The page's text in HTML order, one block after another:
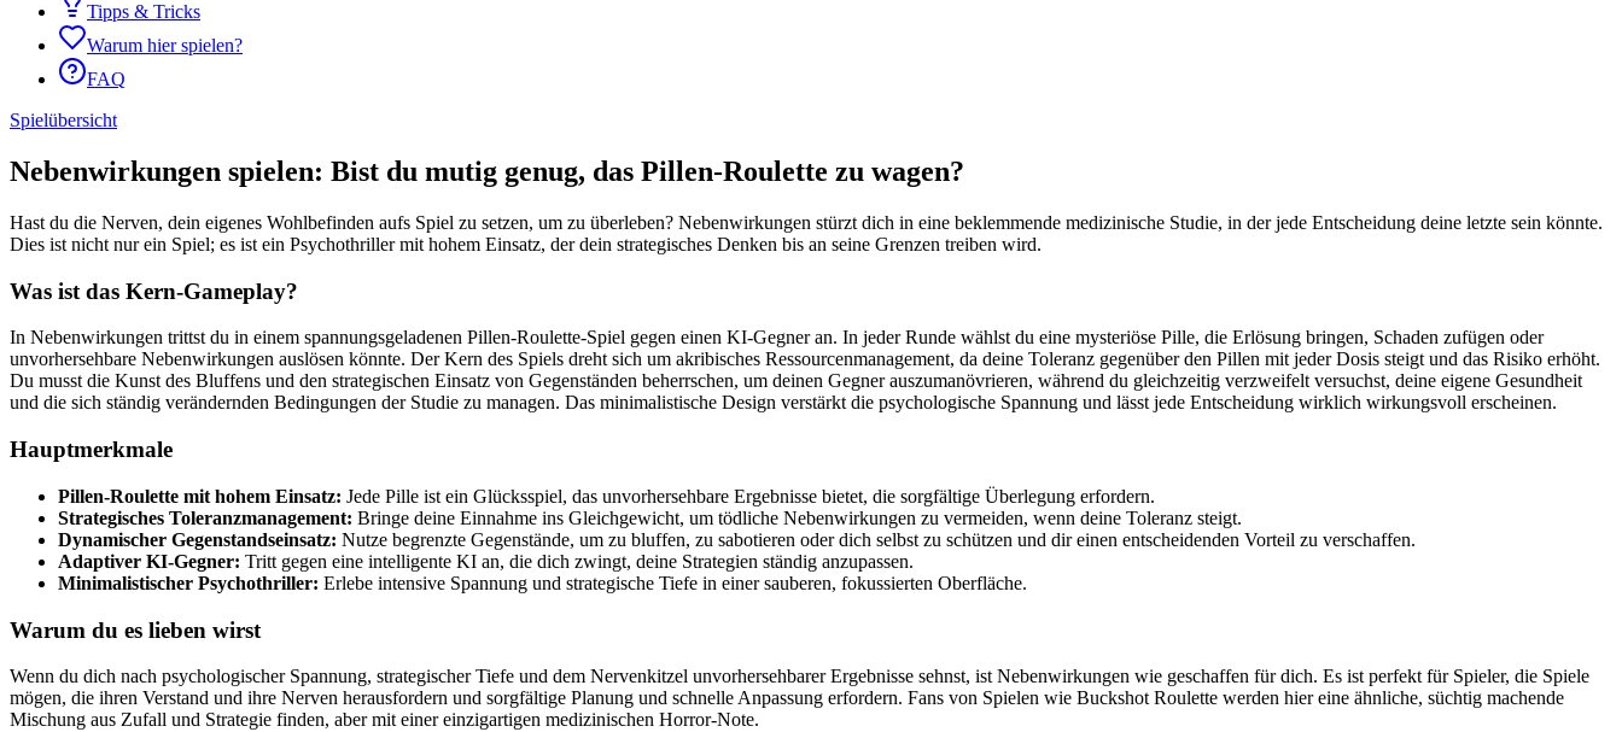
Tipps & Tricks
Warum hier spielen?
FAQ
Spielübersicht
Nebenwirkungen spielen: Bist du mutig genug, das Pillen-Roulette zu wagen?
Hast du die Nerven, dein eigenes Wohlbefinden aufs Spiel zu setzen, um zu überleben? Nebenwirkungen stürzt dich in eine beklemmende medizinische Studie, in der jede Entscheidung deine letzte sein könnte.
Dies ist nicht nur ein Spiel; es ist ein Psychothriller mit hohem Einsatz, der dein strategisches Denken bis an seine Grenzen treiben wird.
Was ist das Kern-Gameplay?
In Nebenwirkungen trittst du in einem spannungsgeladenen Pillen-Roulette-Spiel gegen einen KI-Gegner an. In jeder Runde wählst du eine mysteriöse Pille, die Erlösung bringen, Schaden zufügen oder
unvorhersehbare Nebenwirkungen auslösen könnte. Der Kern des Spiels dreht sich um akribisches Ressourcenmanagement, da deine Toleranz gegenüber den Pillen mit jeder Dosis steigt und das Risiko erhöht.
Du musst die Kunst des Bluffens und den strategischen Einsatz von Gegenständen beherrschen, um deinen Gegner auszumanövrieren, während du gleichzeitig verzweifelt versuchst, deine eigene Gesundheit
und die sich ständig verändernden Bedingungen der Studie zu managen. Das minimalistische Design verstärkt die psychologische Spannung und lässt jede Entscheidung wirklich wirkungsvoll erscheinen.
Hauptmerkmale
Pillen-Roulette mit hohem Einsatz: Jede Pille ist ein Glücksspiel, das unvorhersehbare Ergebnisse bietet, die sorgfältige Überlegung erfordern.
Strategisches Toleranzmanagement: Bringe deine Einnahme ins Gleichgewicht, um tödliche Nebenwirkungen zu vermeiden, wenn deine Toleranz steigt.
Dynamischer Gegenstandseinsatz: Nutze begrenzte Gegenstände, um zu bluffen, zu sabotieren oder dich selbst zu schützen und dir einen entscheidenden Vorteil zu verschaffen.
Adaptiver KI-Gegner: Tritt gegen eine intelligente KI an, die dich zwingt, deine Strategien ständig anzupassen.
Minimalistischer Psychothriller: Erlebe intensive Spannung und strategische Tiefe in einer sauberen, fokussierten Oberfläche.
Warum du es lieben wirst
Wenn du dich nach psychologischer Spannung, strategischer Tiefe und dem Nervenkitzel unvorhersehbarer Ergebnisse sehnst, ist Nebenwirkungen wie geschaffen für dich. Es ist perfekt für Spieler, die Spiele
mögen, die ihren Verstand und ihre Nerven herausfordern und sorgfältige Planung und schnelle Anpassung erfordern. Fans von Spielen wie Buckshot Roulette werden hier eine ähnliche, süchtig machende
Mischung aus Zufall und Strategie finden, aber mit einer einzigartigen medizinischen Horror-Note.